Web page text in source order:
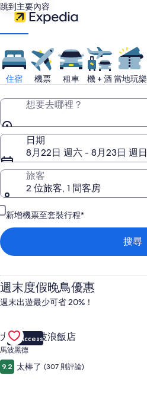
跳到主要內容
Expedia
智
遊
網：
搜
尋
飯
店、
便
宜
機
住宿 機票 租車 機 + 酒當地玩樂
想要去哪裡？
日期
8月22日 週六 - 8月23日 週日
旅客
2 位旅客, 1 間客房
新增機票至套裝行程*
搜尋
週末度假晚鳥優惠
週末出遊最少可省 20%！
Gallery
Carousel
VIP Access
大理石山波浪飯店
馬波黑德
9.2 太棒了 (307 則評論)